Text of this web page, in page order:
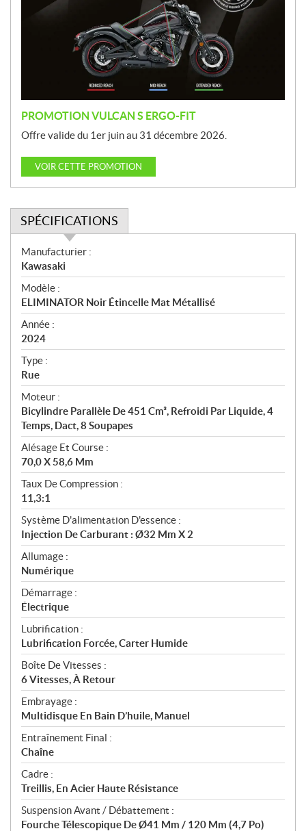
PROMOTION VULCAN S ERGO-FIT
Offre valide du 1er juin au 31 décembre 2026.
VOIR CETTE PROMOTION
SPÉCIFICATIONS
S
p
é
c
i
f
i
c
a
t
i
o
n
s
Manufacturier :
Kawasaki
Modèle :
ELIMINATOR Noir Étincelle Mat Métallisé
Année :
2024
Type :
Rue
Moteur :
Bicylindre Parallèle De 451 Cm³, Refroidi Par Liquide, 4
Temps, Dact, 8 Soupapes
Alésage Et Course :
70,0 X 58,6 Mm
Taux De Compression :
11,3:1
Système D'alimentation D'essence :
Injection De Carburant : Ø32 Mm X 2
Allumage :
Numérique
Démarrage :
Électrique
Lubrification :
Lubrification Forcée, Carter Humide
Boîte De Vitesses :
6 Vitesses, À Retour
Embrayage :
Multidisque En Bain D’huile, Manuel
Entraînement Final :
Chaîne
Cadre :
Treillis, En Acier Haute Résistance
Suspension Avant / Débattement :
Fourche Télescopique De Ø41 Mm / 120 Mm (4,7 Po)